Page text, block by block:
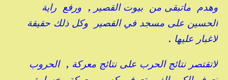
وهدم ماتبقى من بيوت القصير , ورفع راية
الحسين على مسجد في القصير وكل ذلك حقيقة
لاغبار عليها .
لاتقتصر نتائج الحرب على نتائج معركة , الحروب